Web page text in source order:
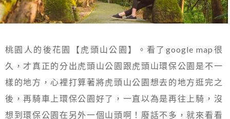
桃園人的後花園【虎頭山公園】。看了google map很
久，才真正的分出虎頭山公園跟虎頭山環保公園是不一
樣的地方，心裡打算著將虎頭山公園想去的地方逛完之
後，再騎車上環保公園好了，一直以為是再往上騎，沒
想到環保公園在另外一個山頭啊！廢話不多，就來看看